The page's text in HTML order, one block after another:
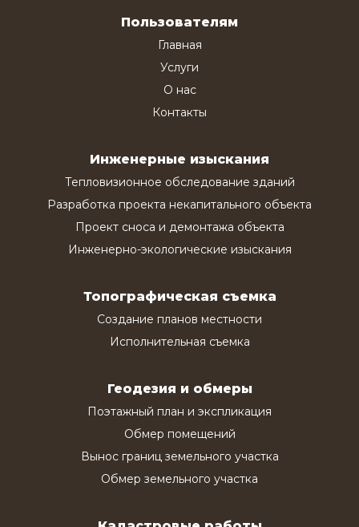
Пользователям
Главная
Услуги
О нас
Контакты
Инженерные изыскания
Тепловизионное обследование зданий
Разработка проекта некапитального объекта
Проект сноса и демонтажа объекта
Инженерно-экологические изыскания
Топографическая съемка
Создание планов местности
Исполнительная съемка
Геодезия и обмеры
Поэтажный план и экспликация
Обмер помещений
Вынос границ земельного участка
Обмер земельного участка